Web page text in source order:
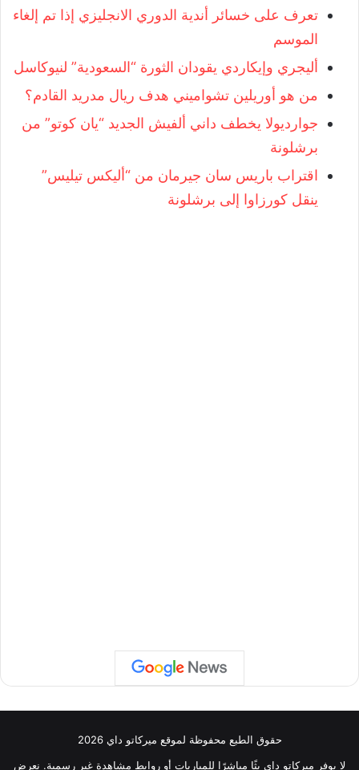
تعرف على خسائر أندية الدوري الانجليزي إذا تم إلغاء
الموسم
أليجري وإيكاردي يقودان الثورة “السعودية” لنيوكاسل
من هو أوريلين تشواميني هدف ريال مدريد القادم؟
جوارديولا يخطف داني ألفيش الجديد “يان كوتو” من
برشلونة
اقتراب باريس سان جيرمان من “أليكس تيليس”
ينقل كورزاوا إلى برشلونة
حقوق الطبع محفوظة لموقع ميركاتو داي 2026
لا يوفر ميركاتو داي بثًا مباشرًا للمباريات أو روابط مشاهدة غير رسمية. نعرض